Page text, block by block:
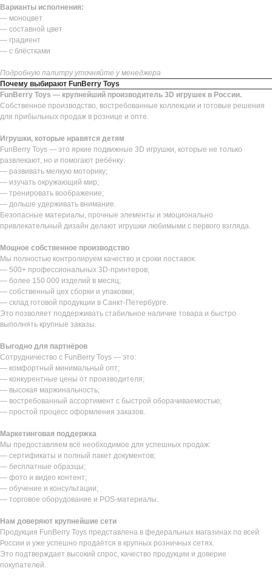
Варианты исполнения:
— моноцвет
— составной цвет
— градиент
— с блёстками
Подробную палитру уточняйте у менеджера
Почему выбирают FunBerry Toys
FunBerry Toys — крупнейший производитель 3D игрушек в России.
Собственное производство, востребованные коллекции и готовые решения
для прибыльных продаж в рознице и опте.
Игрушки, которые нравятся детям
FunBerry Toys — это яркие подвижные 3D игрушки, которые не только
развлекают, но и помогают ребёнку:
— развивать мелкую моторику;
— изучать окружающий мир;
— тренировать воображение;
— дольше удерживать внимание.
Безопасные материалы, прочные элементы и эмоционально
привлекательный дизайн делают игрушки любимыми с первого взгляда.
Мощное собственное производство
Мы полностью контролируем качество и сроки поставок:
— 500+ профессиональных 3D-принтеров;
— более 150 000 изделий в месяц;
— собственный цех сборки и упаковки;
— склад готовой продукции в Санкт-Петербурге.
Это позволяет поддерживать стабильное наличие товара и быстро
выполнять крупные заказы.
Выгодно для партнёров
Сотрудничество с FunBerry Toys — это:
— комфортный минимальный опт;
— конкурентные цены от производителя;
— высокая маржинальность;
— востребованный ассортимент с быстрой оборачиваемостью;
— простой процесс оформления заказов.
Маркетинговая поддержка
Мы предоставляем всё необходимое для успешных продаж:
— сертификаты и полный пакет документов;
— бесплатные образцы;
— фото и видео контент;
— обучение и консультации;
— торговое оборудование и POS-материалы.
Нам доверяют крупнейшие сети
Продукция FunBerry Toys представлена в федеральных магазинах по всей
России и уже успешно продаётся в крупных розничных сетях.
Это подтверждает высокий спрос, качество продукции и доверие
покупателей.